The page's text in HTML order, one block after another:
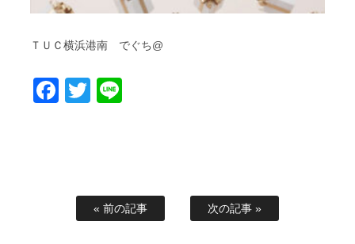
ＴＵＣ横浜港南 でぐち@
Facebook
Twitter
« 前の記事 次の記事 »